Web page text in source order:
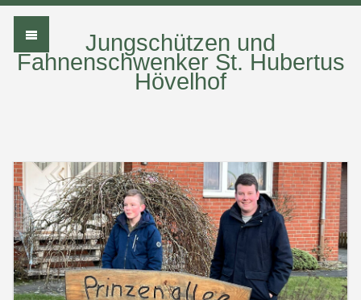
Jungschützen und
Fahnenschwenker St. Hubertus
Hövelhof